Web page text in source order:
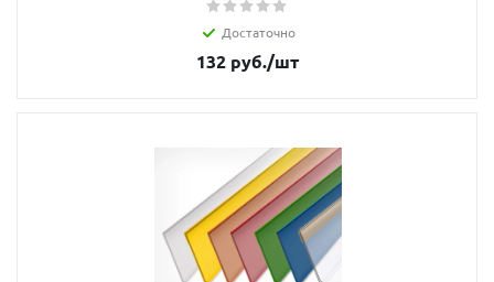
Достаточно
132 руб./шт